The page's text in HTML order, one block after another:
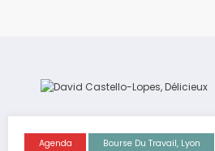
Agenda Bourse Du Travail, Lyon